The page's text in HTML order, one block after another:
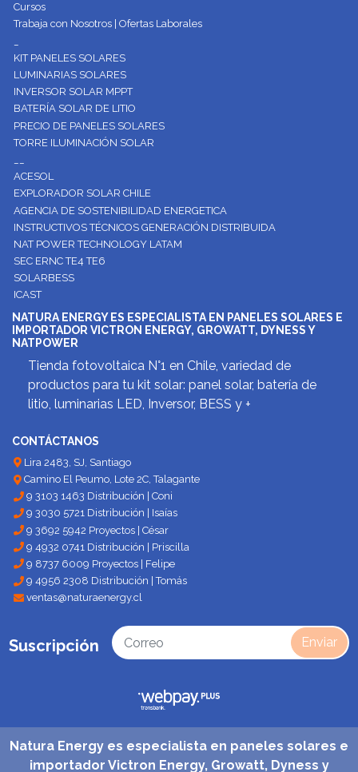
Cursos
Trabaja con Nosotros | Ofertas Laborales
KIT PANELES SOLARES
LUMINARIAS SOLARES
INVERSOR SOLAR MPPT
BATERÍA SOLAR DE LITIO
PRECIO DE PANELES SOLARES
TORRE ILUMINACIÓN SOLAR
ACESOL
EXPLORADOR SOLAR CHILE
AGENCIA DE SOSTENIBILIDAD ENERGETICA
INSTRUCTIVOS TÉCNICOS GENERACIÓN DISTRIBUIDA
NAT POWER TECHNOLOGY LATAM
SEC ERNC TE4 TE6
SOLARBESS
ICAST
NATURA ENERGY ES ESPECIALISTA EN PANELES SOLARES E
IMPORTADOR VICTRON ENERGY, GROWATT, DYNESS Y
NATPOWER
Tienda fotovoltaica N°1 en Chile, variedad de
productos para tu kit solar: panel solar, batería de
litio, luminarias LED, Inversor, BESS y +
CONTÁCTANOS
Lira 2483, SJ, Santiago
Camino El Peumo, Lote 2C, Talagante
9 3103 1463 Distribución | Coni
9 3030 5721 Distribución | Isaías
9 3692 5942 Proyectos | César
9 4932 0741 Distribución | Priscilla
9 8737 6009 Proyectos | Felipe
9 4956 2308 Distribución | Tomás
ventas@naturaenergy.cl
Suscripción Enviar
Natura Energy es especialista en paneles solares e
importador Victron Energy, Growatt, Dyness y